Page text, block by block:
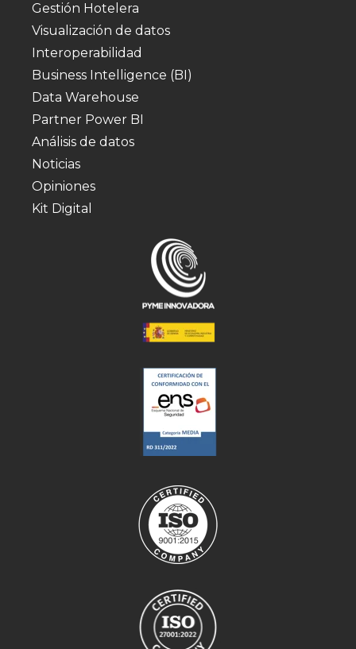
Gestión Hotelera
Visualización de datos
Interoperabilidad
Business Intelligence (BI)
Data Warehouse
Partner Power BI
Análisis de datos
Noticias
Opiniones
Kit Digital